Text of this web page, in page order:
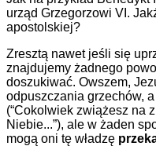
urząd Grzegorzowi VI.
apostolskiej?
Zresztą nawet jeśli się
znajdujemy żadnego
doszukiwać. Owszem,
odpuszczania grzechów,
(“Cokolwiek zwiążesz na
Niebie...”), ale w żaden
mogą oni tę władzę